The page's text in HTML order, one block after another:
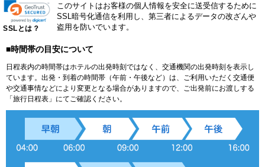
SSLとは？
このサイトはお客様の個人情報を安全に送受信するために
SSL暗号化通信を利用し、第三者によるデータの改ざんや
盗用を防いでいます。
■時間帯の目安について
日程表内の時間帯はホテルの出発時刻ではなく、交通機関の出発時刻を表示し
ています。出発・到着の時間帯（午前・午後など）は、ご利用いただく交通便
や交通事情などにより変更となる場合がありますので、ご出発前にお渡しする
「旅行日程表」にてご確認ください。